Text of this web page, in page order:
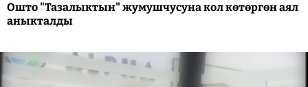
Ошто "Тазалыктын" жумушчусуна кол көтөргөн аял
аныкталды